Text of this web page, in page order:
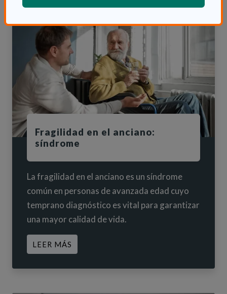
Fragilidad en el anciano:
síndrome
La fragilidad en el anciano es un síndrome
común en personas de avanzada edad cuyo
temprano diagnóstico es vital para garantizar
una mayor calidad de vida.
LEER MÁS